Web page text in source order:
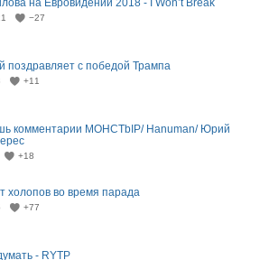
на Евровидении 2018 - I Won’t Break
−27
поздравляет с победой Трампа
+11
комментарии MOHCTbIP/ Hanuman/ Юрий
+18
холопов во время парада
+77
- RYTP